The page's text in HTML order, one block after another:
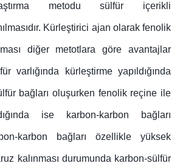
metodu sülfür içerikli
Kürleştirici ajan olarak fenolik
diğer metotlara göre avantajlar
varlığında kürleştirme yapıldığında
bağları oluşurken fenolik reçine ile
ise karbon-karbon bağları
karbon bağları özellikle yüksek
kalınması durumunda karbon-sülfür